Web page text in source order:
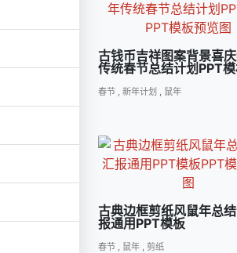
古钱币吉祥图案背景喜
传统春节总结计划PPT
春节 新年计划 鼠年
古典边框剪纸风鼠年总
报通用PPT模板
春节 鼠年 剪纸